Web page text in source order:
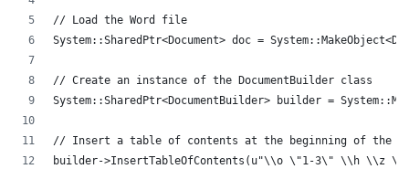
// Load the Word file
System::SharedPtr<Document> doc =
// Create an instance of the DocumentBuilder class
System::SharedPtr<DocumentBuilder> builder =
// Insert a table of contents at the beginning of the
builder->InsertTableOfContents(u"\\o \"1-3\" \\h \\z